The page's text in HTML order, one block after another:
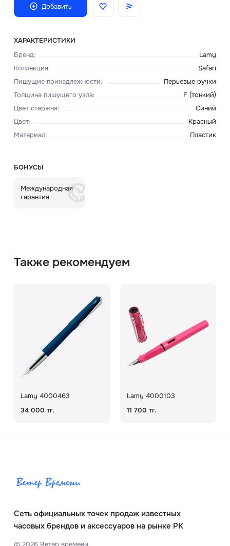
Добавить
ХАРАКТЕРИСТИКИ
Бренд:
Lamy
Коллекция:
Safari
Пишущие принадлежности:
Перьевые ручки
Толщина пишущего узла:
F (тонкий)
Цвет стержня:
Синий
Цвет:
Красный
Материал: Пластик
БОНУСЫ
Международная
гарантия
Также рекомендуем
Lamy 4000463
34 000 тг.
Lamy 4000103
11 700 тг.
Сеть официальных точек продаж известных
часовых брендов и аксессуаров на рынке РК